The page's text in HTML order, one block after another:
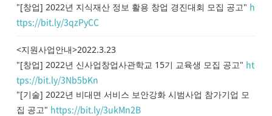
"[창업] 2022년 지식재산 정보 활용 창업 경진대회 모집 공고" h
ttps://bit.ly/3qzPyCC
<지원사업안내>2022.3.23
"[창업] 2022년 신사업창업사관학교 15기 교육생 모집 공고" ht
tps://bit.ly/3Nb5bKn
"[기술] 2022년 비대면 서비스 보안강화 시범사업 참가기업 모
집 공고" https://bit.ly/3ukMn2B